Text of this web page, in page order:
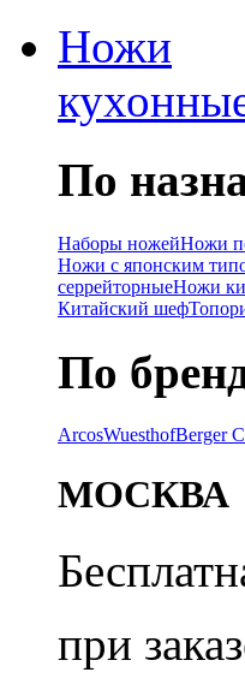
Ножи
По
Наборы ножейНожи
Ножи с японским
серрейторныеНожи
Китайский шеф
По
ArcosWuesthofBerger
МОСКВА
при